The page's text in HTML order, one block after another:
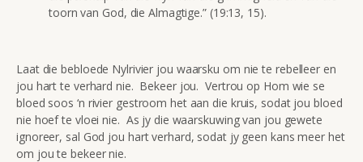
toorn van God, die Almagtige.” (19:13, 15).
Laat die bebloede Nylrivier jou waarsku om nie te rebelleer en
jou hart te verhard nie. Bekeer jou. Vertrou op Hom wie se
bloed soos ‘n rivier gestroom het aan die kruis, sodat jou bloed
nie hoef te vloei nie. As jy die waarskuwing van jou gewete
ignoreer, sal God jou hart verhard, sodat jy geen kans meer het
om jou te bekeer nie.